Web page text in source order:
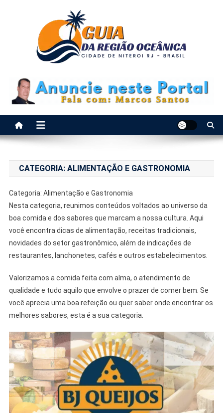
Guia da Regiao Oceanica de
Niteroi
CATEGORIA: ALIMENTAÇÃO E GASTRONOMIA
Categoria: Alimentação e Gastronomia
Nesta categoria, reunimos conteúdos voltados ao universo da
boa comida e dos sabores que marcam a nossa cultura. Aqui
você encontra dicas de alimentação, receitas tradicionais,
novidades do setor gastronômico, além de indicações de
restaurantes, lanchonetes, cafés e outros estabelecimentos.
Valorizamos a comida feita com alma, o atendimento de
qualidade e tudo aquilo que envolve o prazer de comer bem. Se
você aprecia uma boa refeição ou quer saber onde encontrar os
melhores sabores, esta é a sua categoria.